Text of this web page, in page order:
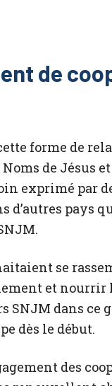
de
forme de
de Jésus
exprimé par
d’autres pays
se
et nourrir
SNJM dans
dès le début.
des